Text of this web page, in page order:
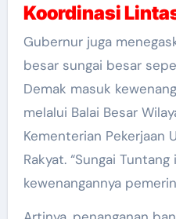
Koordinasi
Gubernur juga
besar sungai besar
Demak masuk
melalui Balai Besar
Kementerian Pekerjaan
Rakyat. “Sungai
kewenangannya